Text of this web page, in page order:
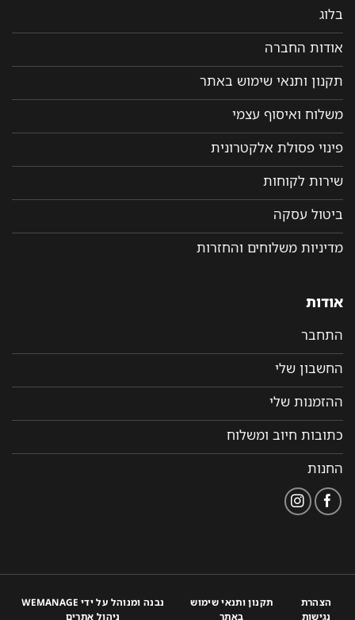
בלוג
אודות החברה
תקנון ותנאי שימוש באתר
משלוח ואיסוף עצמי
פינוי פסולת אלקטרונית
שירות לקוחות
ביטול עסקה
מדיניות משלוחים והחזרות
אודות
התחבר
החשבון שלי
ההזמנות שלי
כתובות חיוב ומשלוח
החנות
הצהרת
נגישות
תקנון ותנאי שימוש
באתר
נבנה ומנוהל על ידי WEMANAGE
ניהול אתרים